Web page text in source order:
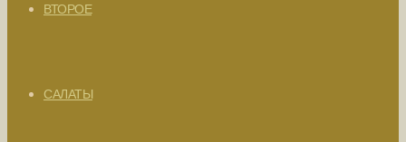
ВТОРОЕ
САЛАТЫ